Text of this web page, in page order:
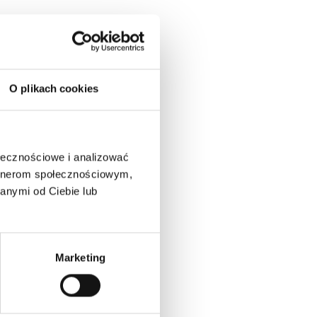
O plikach cookies
i analizować
społecznościowym,
od Ciebie lub
Marketing
get